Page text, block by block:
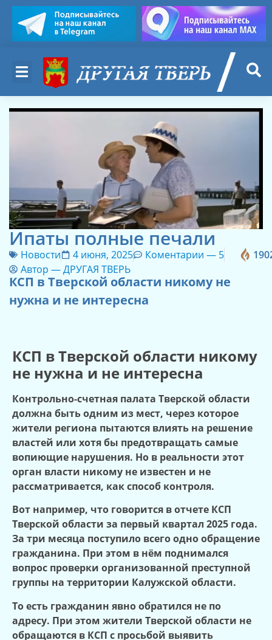
Ипаты полные печали
Новости 4 июня, 2025 Коментарии — 5
Автор —ДРУГАЯ ТВЕРЬ
КСП в Тверской области никому не
нужна и не интересна
КСП в Тверской области никому
не нужна и не интересна
Контрольно-счетная палата Тверской области
должна быть одним из мест, через которое
жители региона пытаются влиять на решение
властей или хотя бы предотвращать самые
вопиющие нарушения. Но в реальности этот
орган власти никому не известен и не
рассматривается, как способ контроля.
Вот например, что говорится в отчете КСП
Тверской области за первый квартал 2025 года.
За три месяца поступило всего одно обращение
гражданина. При этом в нём поднимался
вопрос проверки организованной преступной
группы на территории Калужской области.
То есть гражданин явно обратился не по
адресу. При этом жители Тверской области не
обращаются в КСП с просьбой выявить